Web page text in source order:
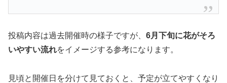
投稿内容は過去開催時の様子ですが、 6月下旬に花がそろ
いやすい流れをイメージする参考になります。
見頃と開催日を分けて見ておくと、予定が立てやすくなり